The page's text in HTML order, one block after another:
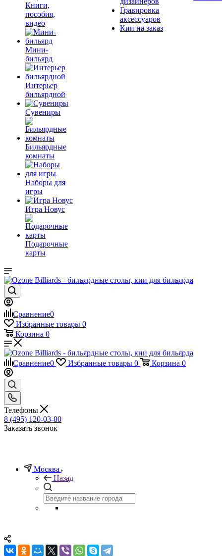
Книги,
пособия,
видео
Мини-
бильярд
Интерьер
бильярдной
Сувениры
Бильярдные
комнаты
Наборы для
игры
Игра Новус
Подарочные
карты
Гравировка
аксессуаров
Кии на заказ
Сравнение0
Избранные товары 0
Корзина 0
Сравнение0 Избранные товары 0 Корзина 0
Телефоны
8 (495) 120-03-80
Заказать звонок
Москва
Назад